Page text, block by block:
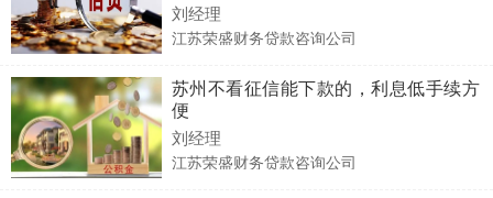
刘经理
江苏荣盛财务贷款咨询公司
苏州不看征信能下款的，利息低手续方
便
刘经理
江苏荣盛财务贷款咨询公司